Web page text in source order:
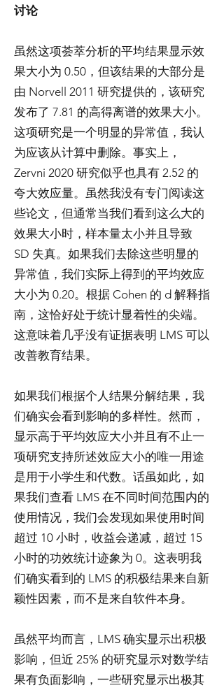
讨论
虽然这项荟萃分析的平均结果显示效
果大小为 0.50，但该结果的大部分是
由 Norvell 2011 研究提供的，该研究
发布了 7.81 的高得离谱的效果大小。
这项研究是一个明显的异常值，我认
为应该从计算中删除。事实上，
Zervni 2020 研究似乎也具有 2.52 的
夸大效应量。虽然我没有专门阅读这
些论文，但通常当我们看到这么大的
效果大小时，样本量太小并且导致
SD 失真。如果我们去除这些明显的
异常值，我们实际上得到的平均效应
大小为 0.20。根据 Cohen 的 d 解释指
南，这恰好处于统计显着性的尖端。
这意味着几乎没有证据表明 LMS 可以
改善教育结果。
如果我们根据个人结果分解结果，我
们确实会看到影响的多样性。然而，
显示高于平均效应大小并且有不止一
项研究支持所述效应大小的唯一用途
是用于小学生和代数。话虽如此，如
果我们查看 LMS 在不同时间范围内的
使用情况，我们会发现如果使用时间
超过 10 小时，收益会递减，超过 15
小时的功效统计迹象为 0。这表明我
们确实看到的 LMS 的积极结果来自新
颖性因素，而不是来自软件本身。
虽然平均而言，LMS 确实显示出积极
影响，但近 25% 的研究显示对数学结
果有负面影响，一些研究显示出极其